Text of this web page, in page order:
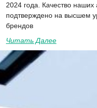
2024 года. Качество
подтверждено на высшем
брендов
Читать Далее